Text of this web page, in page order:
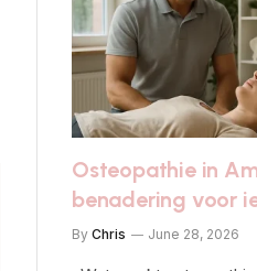
Osteopathie in
benadering voor
By Chris June 28, 2026